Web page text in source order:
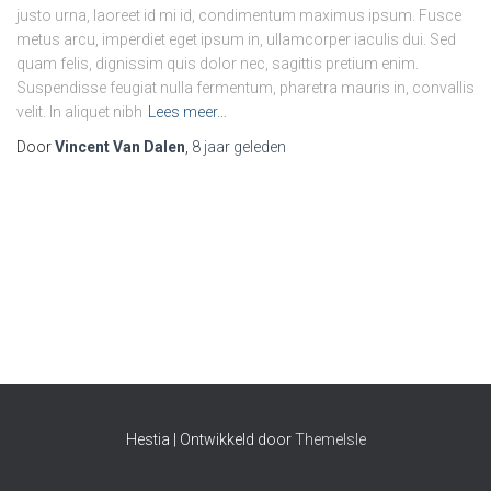
justo urna, laoreet id mi id, condimentum maximus ipsum. Fusce
metus arcu, imperdiet eget ipsum in, ullamcorper iaculis dui. Sed
quam felis, dignissim quis dolor nec, sagittis pretium enim.
Suspendisse feugiat nulla fermentum, pharetra mauris in, convallis
velit. In aliquet nibh
Lees meer…
DoorVincent Van Dalen 8 jaar geleden
Hestia | Ontwikkeld doorThemeIsle